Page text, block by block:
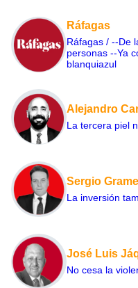
Ráfagas
Ráfagas / --De
personas --Ya
blanquiazul
Alejandro
La tercera piel
Sergio
La inversión
José Luis
No cesa la